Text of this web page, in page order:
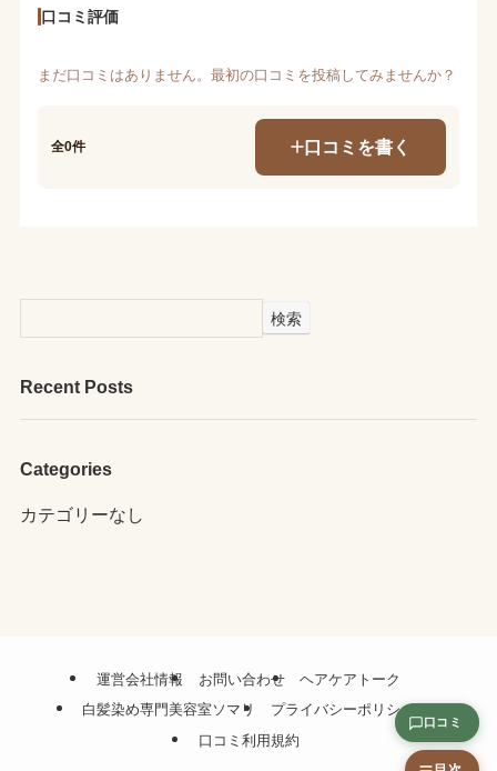
口コミ評価
まだ口コミはありません。最初の口コミを投稿してみませんか？
全0件 口コミを書く
検索
Recent Posts
Categories
カテゴリーなし
運営会社情報 お問い合わせ
ヘアケアトーク
白髪染め専門美容室ソマリ
プライバシーポリシー
口コミ利用規約
口コミ